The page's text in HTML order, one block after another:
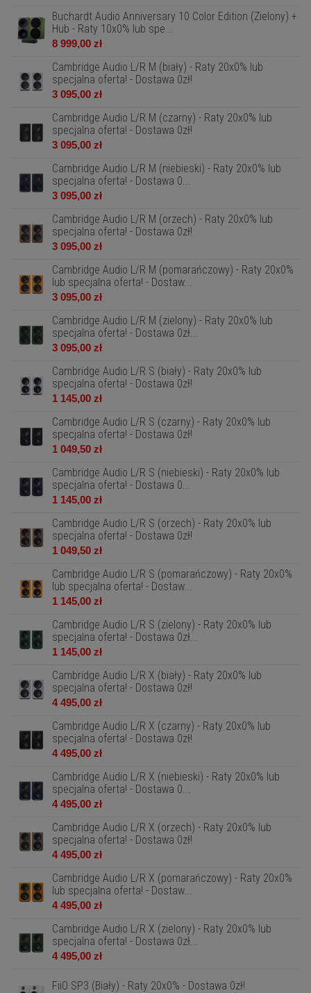
Buchardt Audio Anniversary 10 Color Edition (Zielony) +
Hub - Raty 10x0% lub spe...
8 999,00 zł
Cambridge Audio L/R M (biały) - Raty 20x0% lub
specjalna oferta! - Dostawa 0zł!
3 095,00 zł
Cambridge Audio L/R M (czarny) - Raty 20x0% lub
specjalna oferta! - Dostawa 0zł!
3 095,00 zł
Cambridge Audio L/R M (niebieski) - Raty 20x0% lub
specjalna oferta! - Dostawa 0...
3 095,00 zł
Cambridge Audio L/R M (orzech) - Raty 20x0% lub
specjalna oferta! - Dostawa 0zł!
3 095,00 zł
Cambridge Audio L/R M (pomarańczowy) - Raty 20x0%
lub specjalna oferta! - Dostaw...
3 095,00 zł
Cambridge Audio L/R M (zielony) - Raty 20x0% lub
specjalna oferta! - Dostawa 0zł...
3 095,00 zł
Cambridge Audio L/R S (biały) - Raty 20x0% lub
specjalna oferta! - Dostawa 0zł!
1 145,00 zł
Cambridge Audio L/R S (czarny) - Raty 20x0% lub
specjalna oferta! - Dostawa 0zł!
1 049,50 zł
Cambridge Audio L/R S (niebieski) - Raty 20x0% lub
specjalna oferta! - Dostawa 0...
1 145,00 zł
Cambridge Audio L/R S (orzech) - Raty 20x0% lub
specjalna oferta! - Dostawa 0zł!
1 049,50 zł
Cambridge Audio L/R S (pomarańczowy) - Raty 20x0%
lub specjalna oferta! - Dostaw...
1 145,00 zł
Cambridge Audio L/R S (zielony) - Raty 20x0% lub
specjalna oferta! - Dostawa 0zł...
1 145,00 zł
Cambridge Audio L/R X (biały) - Raty 20x0% lub
specjalna oferta! - Dostawa 0zł!
4 495,00 zł
Cambridge Audio L/R X (czarny) - Raty 20x0% lub
specjalna oferta! - Dostawa 0zł!
4 495,00 zł
Cambridge Audio L/R X (niebieski) - Raty 20x0% lub
specjalna oferta! - Dostawa 0...
4 495,00 zł
Cambridge Audio L/R X (orzech) - Raty 20x0% lub
specjalna oferta! - Dostawa 0zł!
4 495,00 zł
Cambridge Audio L/R X (pomarańczowy) - Raty 20x0%
lub specjalna oferta! - Dostaw...
4 495,00 zł
Cambridge Audio L/R X (zielony) - Raty 20x0% lub
specjalna oferta! - Dostawa 0zł...
4 495,00 zł
FiiO SP3 (Biały) - Raty 20x0% - Dostawa 0zł!